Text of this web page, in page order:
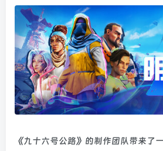
《九十六号公路》的制作团队带来了